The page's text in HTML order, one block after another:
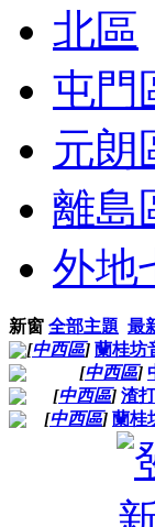
北區
屯門
元朗
離島
外地
新窗 全部主題 最
[中西區] 蘭桂坊
[中西區]
[中西區] 渣
[中西區] 蘭桂